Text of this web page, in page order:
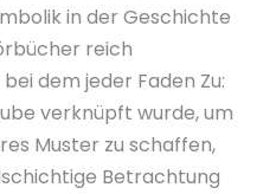
in der Geschichte
reich
dem jeder Faden Zu:
verknüpft wurde, um
Muster zu schaffen,
Betrachtung